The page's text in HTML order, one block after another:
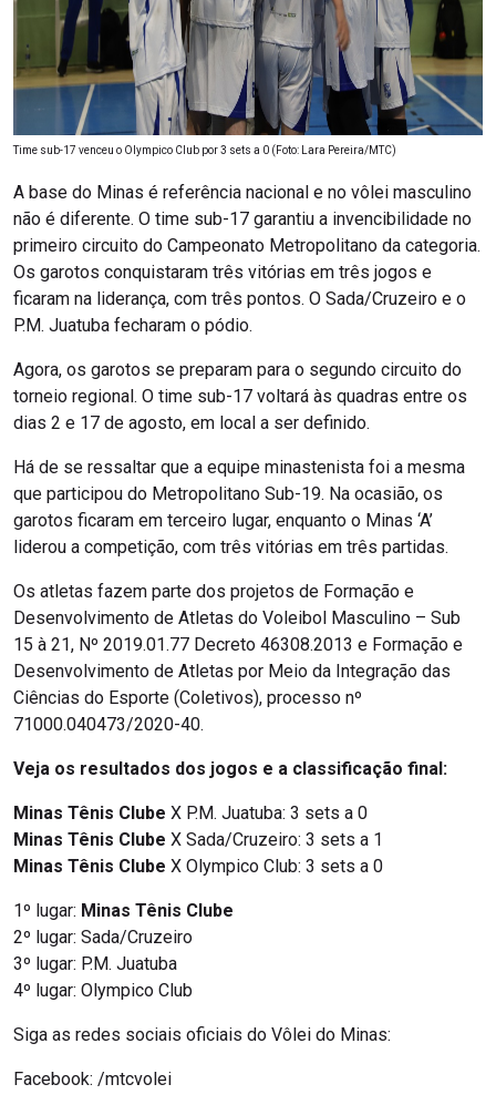
Time sub-17 venceu o Olympico Club por 3 sets a 0 (Foto: Lara Pereira/MTC)
A base do Minas é referência nacional e no vôlei masculino
não é diferente. O time sub-17 garantiu a invencibilidade no
primeiro circuito do Campeonato Metropolitano da categoria.
Os garotos conquistaram três vitórias em três jogos e
ficaram na liderança, com três pontos. O Sada/Cruzeiro e o
P.M. Juatuba fecharam o pódio.
Agora, os garotos se preparam para o segundo circuito do
torneio regional. O time sub-17 voltará às quadras entre os
dias 2 e 17 de agosto, em local a ser definido.
Há de se ressaltar que a equipe minastenista foi a mesma
que participou do Metropolitano Sub-19. Na ocasião, os
garotos ficaram em terceiro lugar, enquanto o Minas ‘A’
liderou a competição, com três vitórias em três partidas.
Os atletas fazem parte dos projetos de Formação e
Desenvolvimento de Atletas do Voleibol Masculino – Sub
15 à 21, Nº 2019.01.77 Decreto 46308.2013 e Formação e
Desenvolvimento de Atletas por Meio da Integração das
Ciências do Esporte (Coletivos), processo nº
71000.040473/2020-40.
Veja os resultados dos jogos e a classificação final:
Minas Tênis Clube X P.M. Juatuba: 3 sets a 0
Minas Tênis Clube X Sada/Cruzeiro: 3 sets a 1
Minas Tênis Clube X Olympico Club: 3 sets a 0
1º lugar: Minas Tênis Clube
2º lugar: Sada/Cruzeiro
3º lugar: P.M. Juatuba
4º lugar: Olympico Club
Siga as redes sociais oficiais do Vôlei do Minas:
Facebook: /mtcvolei